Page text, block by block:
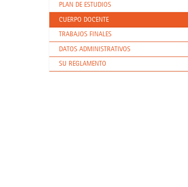
PLAN DE ESTUDIOS
CUERPO DOCENTE
TRABAJOS FINALES
DATOS ADMINISTRATIVOS
SU REGLAMENTO